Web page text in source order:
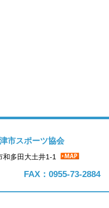
市スポーツ協会
和多田大土井1-1
FAX：0955-73-2884